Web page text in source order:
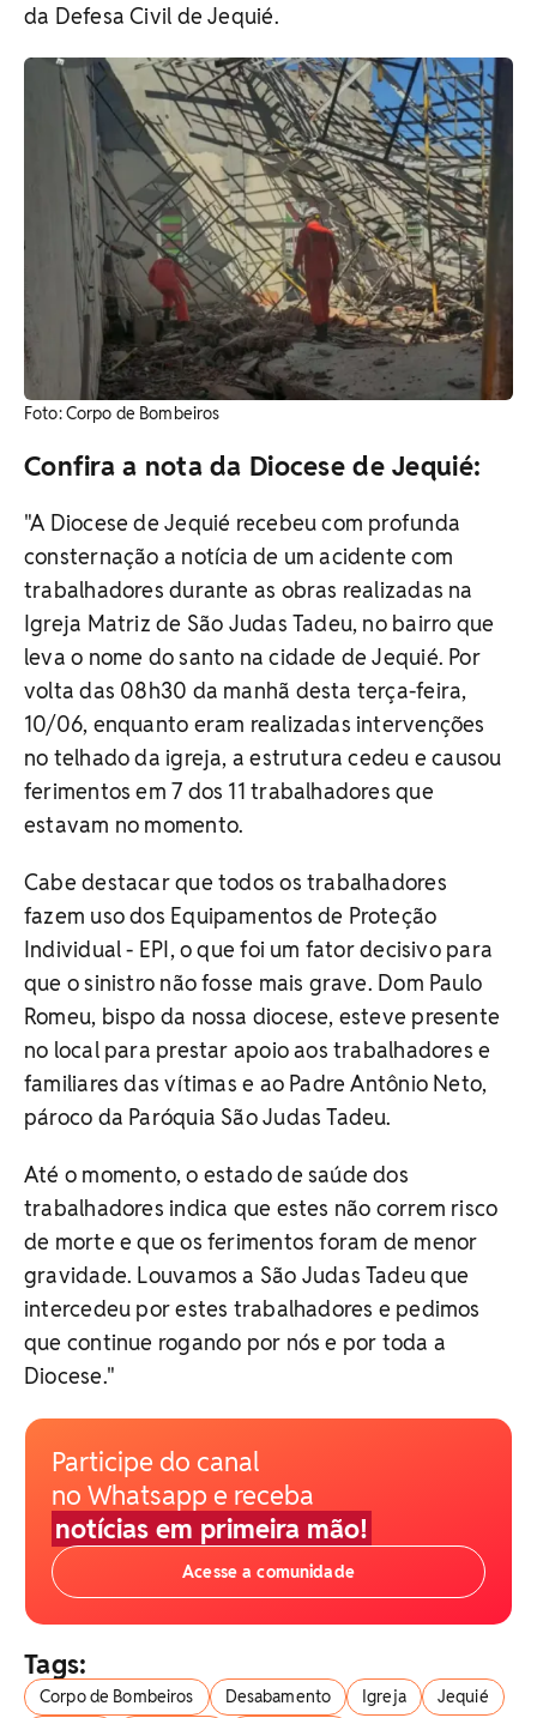
da Defesa Civil de Jequié.
Foto: Corpo de Bombeiros
Confira a nota da Diocese de Jequié:
"A Diocese de Jequié recebeu com profunda
consternação a notícia de um acidente com
trabalhadores durante as obras realizadas na
Igreja Matriz de São Judas Tadeu, no bairro que
leva o nome do santo na cidade de Jequié. Por
volta das 08h30 da manhã desta terça-feira,
10/06, enquanto eram realizadas intervenções
no telhado da igreja, a estrutura cedeu e causou
ferimentos em 7 dos 11 trabalhadores que
estavam no momento.
Cabe destacar que todos os trabalhadores
fazem uso dos Equipamentos de Proteção
Individual - EPI, o que foi um fator decisivo para
que o sinistro não fosse mais grave. Dom Paulo
Romeu, bispo da nossa diocese, esteve presente
no local para prestar apoio aos trabalhadores e
familiares das vítimas e ao Padre Antônio Neto,
pároco da Paróquia São Judas Tadeu.
Até o momento, o estado de saúde dos
trabalhadores indica que estes não correm risco
de morte e que os ferimentos foram de menor
gravidade. Louvamos a São Judas Tadeu que
intercedeu por estes trabalhadores e pedimos
que continue rogando por nós e por toda a
Diocese."
Participe do canal
no Whatsapp e receba
notícias em primeira mão!
Acesse a comunidade
Tags:
Corpo de Bombeiros Desabamento Igreja
Jequié